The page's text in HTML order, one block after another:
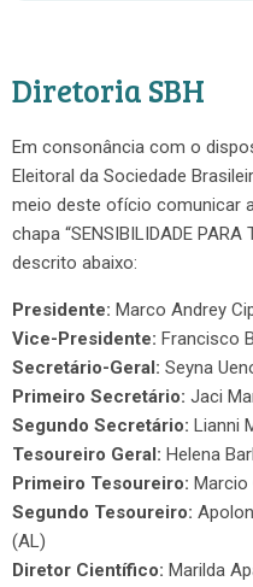
Diretoria SBH
Em consonância com o
Eleitoral da Sociedade
meio deste ofício comunicar
chapa “SENSIBILIDADE
descrito abaixo:
Presidente: Marco Andrey
Vice-Presidente: Francisco
Secretário-Geral: Seyna
Primeiro Secretário: Jaci
Segundo Secretário: Lianni
Tesoureiro Geral: Helena
Primeiro Tesoureiro: Marcio
Segundo Tesoureiro:
(AL)
Diretor Científico: Marilda